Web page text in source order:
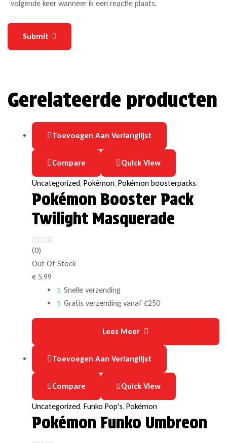
volgende keer wanneer ik een reactie plaats.
Submit
Gerelateerde producten
Toevoegen Aan Verlanglijst
Compare Quick View
Uncategorized, Pokémon, Pokémon boosterpacks
Pokémon Booster Pack
Twilight Masquerade
(0)
Out Of Stock
€ 5,99
Snelle verzending
Gratis verzending vanaf €250
Lees Meer
Toevoegen Aan Verlanglijst
Compare Quick View
Uncategorized, Funko Pop's, Pokémon
Pokémon Funko Umbreon